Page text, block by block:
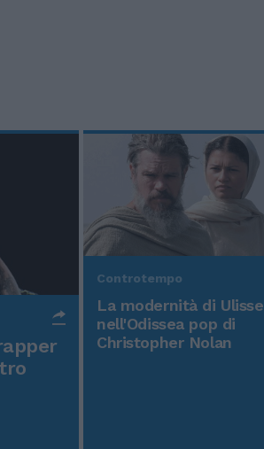
Controtempo
La modernità di Ulisse
nell'Odissea pop di
Christopher Nolan